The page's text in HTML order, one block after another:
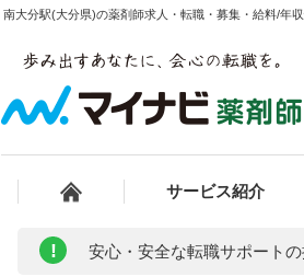
南大分駅(大分県)の薬剤師求人・転職・募集・給料/年
サービス紹介
! 安心・安全な転職サポートの